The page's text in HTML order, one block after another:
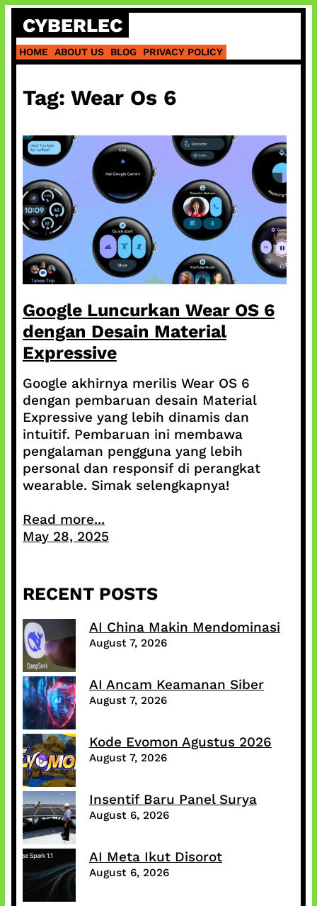
Skip
content
CYBERLEC
HOME ABOUT US BLOG PRIVACY POLICY
Tag: Wear Os 6
Google Luncurkan Wear OS 6
dengan Desain Material
Expressive
Google akhirnya merilis Wear OS 6
dengan pembaruan desain Material
Expressive yang lebih dinamis dan
intuitif. Pembaruan ini membawa
pengalaman pengguna yang lebih
personal dan responsif di perangkat
wearable. Simak selengkapnya!
Read more...
May 28, 2025
RECENT POSTS
AI China Makin Mendominasi
August 7, 2026
AI Ancam Keamanan Siber
August 7, 2026
Kode Evomon Agustus 2026
August 7, 2026
Insentif Baru Panel Surya
August 6, 2026
AI Meta Ikut Disorot
August 6, 2026